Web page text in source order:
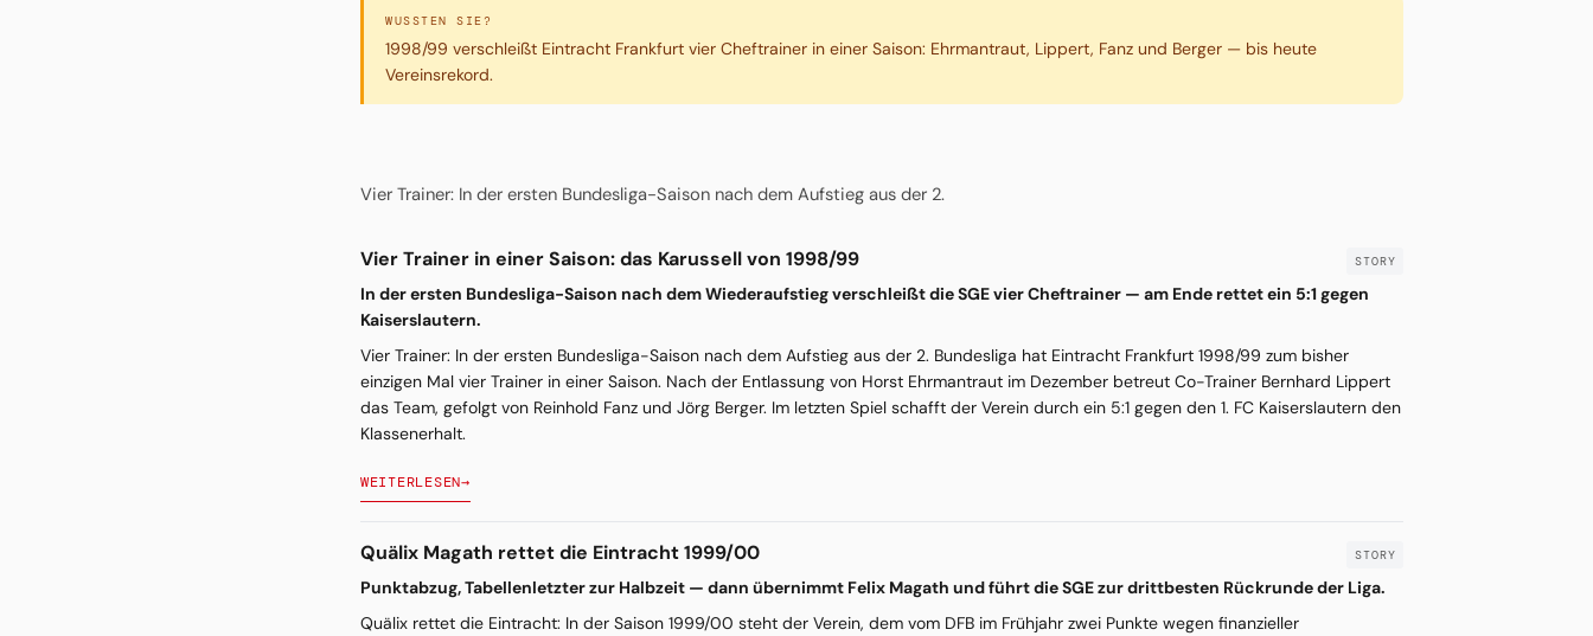
WUSSTEN SIE?
1998/99 verschleißt Eintracht Frankfurt vier Cheftrainer in einer Saison: Ehrmantraut, Lippert, Fanz und Berger — bis heute
Vereinsrekord.
Vier Trainer: In der ersten Bundesliga-Saison nach dem Aufstieg aus der 2.
Vier Trainer in einer Saison: das Karussell von 1998/99
In der ersten Bundesliga-Saison nach dem Wiederaufstieg verschleißt die SGE vier Cheftrainer — am Ende rettet ein 5:1 gegen
Kaiserslautern.
Vier Trainer: In der ersten Bundesliga-Saison nach dem Aufstieg aus der 2. Bundesliga hat Eintracht Frankfurt 1998/99 zum bisher
einzigen Mal vier Trainer in einer Saison. Nach der Entlassung von Horst Ehrmantraut im Dezember betreut Co-Trainer Bernhard Lippert
das Team, gefolgt von Reinhold Fanz und Jörg Berger. Im letzten Spiel schafft der Verein durch ein 5:1 gegen den 1. FC Kaiserslautern den
Klassenerhalt.
WEITERLESEN→
Quälix Magath rettet die Eintracht 1999/00
Punktabzug, Tabellenletzter zur Halbzeit — dann übernimmt Felix Magath und führt die SGE zur drittbesten Rückrunde der Liga.
Quälix rettet die Eintracht: In der Saison 1999/00 steht der Verein, dem vom DFB im Frühjahr zwei Punkte wegen finanzieller